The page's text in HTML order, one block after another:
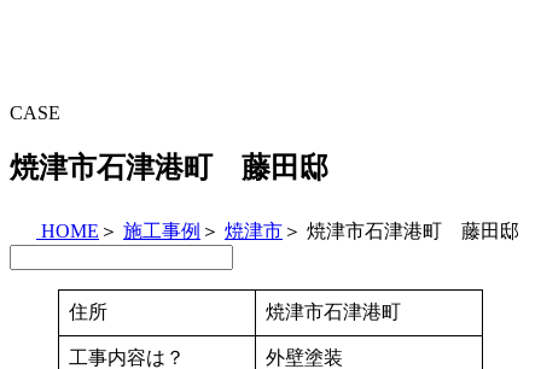
CASE
焼津市石津港町 藤田邸
HOME ＞ 施工事例 ＞ 焼津市 ＞ 焼津市石津港町 藤田邸
住所 焼津市石津港町
工事内容は？ 外壁塗装